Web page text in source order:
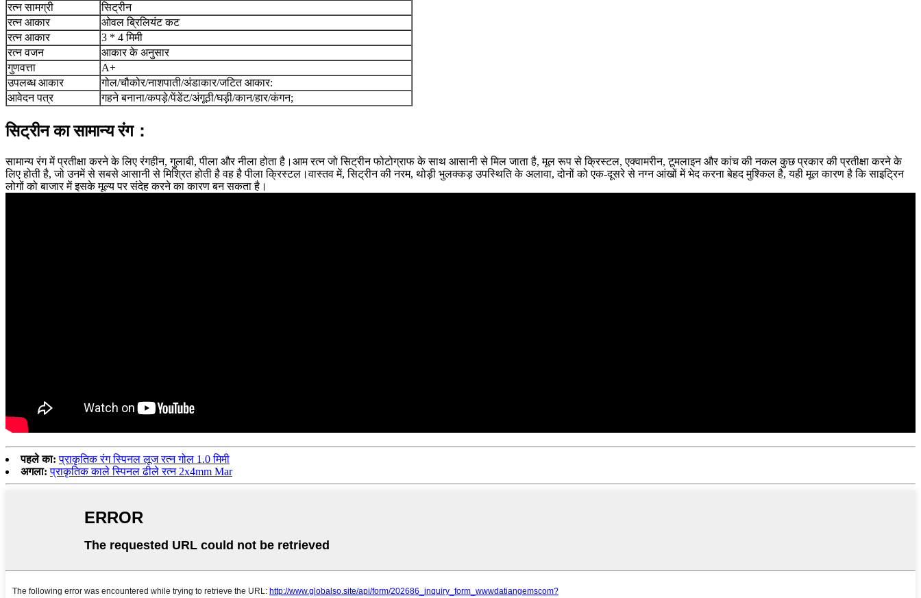
रत्न सामग्री
सिट्रीन
रत्न आकार
ओवल ब्रिलियंट कट
रत्न आकार
3 * 4 मिमी
रत्न वजन
आकार के अनुसार
गुणवत्ता
A+
उपलब्ध आकार
गोल/चौकोर/नाशपाती/अंडाकार/जटित आकार:
आवेदन पत्र
गहने बनाना/कपड़े/पेंडेंट/अंगूठी/घड़ी/कान/हार/कंगन;
सिट्रीन का सामान्य रंग：
सामान्य रंग में प्रतीक्षा करने के लिए रंगहीन, गुलाबी, पीला और नीला होता है।आम रत्न जो सिट्रीन फोटोग्राफ के साथ आसानी से मिल जाता है, मूल रूप से क्रिस्टल, एक्वामरीन, टूमलाइन और कांच की नकल कुछ प्रकार की प्रतीक्षा करने के
लिए होती है, जो उनमें से सबसे आसानी से मिश्रित होती है वह है पीला क्रिस्टल।वास्तव में, सिट्रीन की नरम, थोड़ी भुलक्कड़ उपस्थिति के अलावा, दोनों को एक-दूसरे से नग्न आंखों में भेद करना बेहद मुश्किल है, यही मूल कारण है कि साइट्रिन
लोगों को बाजार में इसके मूल्य पर संदेह करने का कारण बन सकता है।
पहले का: प्राकृतिक रंग स्पिनल लूज रत्न गोल 1.0 मिमी
अगला: प्राकृतिक काले स्पिनल ढीले रत्न 2x4mm Mar